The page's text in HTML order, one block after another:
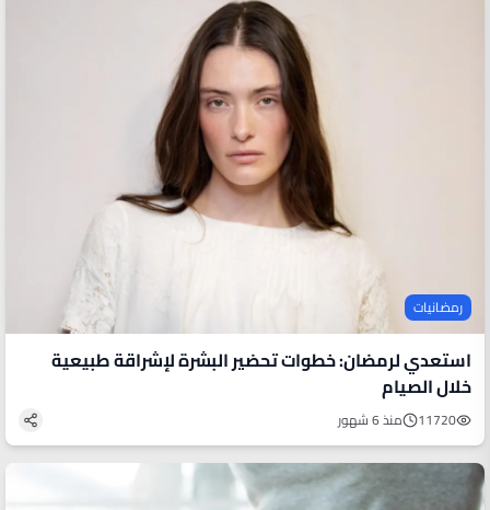
رمضانيات
استعدي لرمضان: خطوات تحضير البشرة لإشراقة طبيعية
خلال الصيام
11720 منذ 6 شهور